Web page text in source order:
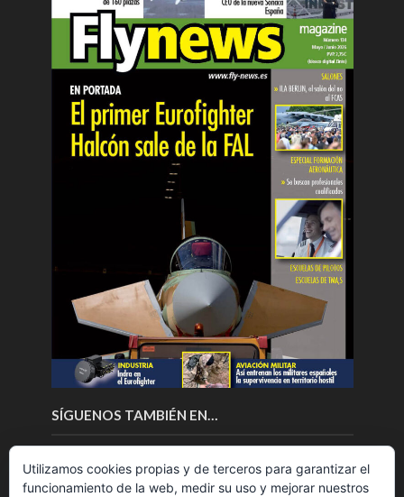
SÍGUENOS TAMBIÉN EN…
Utilizamos cookies propias y de terceros para garantizar el
funcionamiento de la web, medir su uso y mejorar nuestros